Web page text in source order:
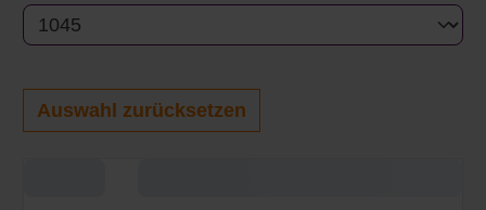
Auswahl zurücksetzen